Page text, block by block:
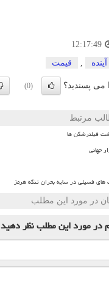
12:17:49
آینده قیمت
می پسندید؟ (0)
مرتبط
فیلترشکن ها
جهانی
فسیلی در سایه بحران تنگه هرمز
در مورد این مطلب
در مورد این مطلبنظر دهید